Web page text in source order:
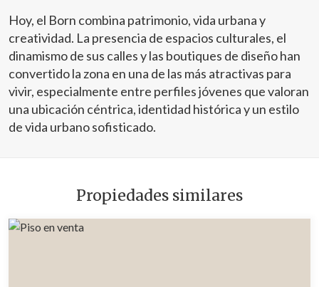
Hoy, el Born combina patrimonio, vida urbana y
creatividad. La presencia de espacios culturales, el
dinamismo de sus calles y las boutiques de diseño han
convertido la zona en una de las más atractivas para
vivir, especialmente entre perfiles jóvenes que valoran
una ubicación céntrica, identidad histórica y un estilo
de vida urbano sofisticado.
Propiedades similares